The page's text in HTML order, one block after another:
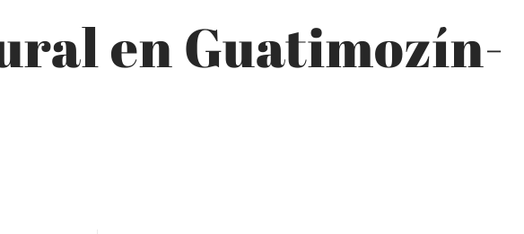
en Guatimozín-